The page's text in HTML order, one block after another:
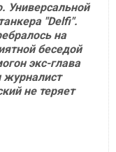
Универсальной
"Delfi".
на
беседой
экс-глава
журналист
не теряет